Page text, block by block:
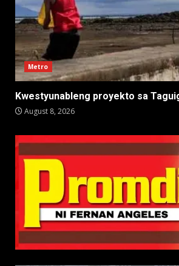
Metro
Kwestyunableng proyekto sa
August 8, 2026